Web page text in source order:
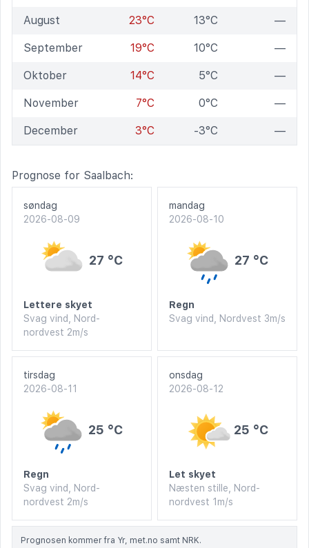
August 23°C 13°C —
September 19°C 10°C —
Oktober 14°C 5°C —
November 7°C 0°C —
December 3°C -3°C —
Prognose for Saalbach:
søndag
2026-08-09
27 °C
Lettere skyet
Svag vind, Nord-
nordvest 2m/s
mandag
2026-08-10
27 °C
Regn
Svag vind, Nordvest 3m/s
tirsdag
2026-08-11
25 °C
Regn
Svag vind, Nord-
nordvest 2m/s
onsdag
2026-08-12
25 °C
Let skyet
Næsten stille, Nord-
nordvest 1m/s
Prognosen kommer fra Yr, met.no samt NRK.